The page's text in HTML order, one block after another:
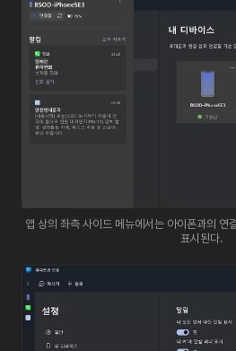
앱 상의 좌측 사이드 메뉴에서는 아이폰과의 연
표시된다.